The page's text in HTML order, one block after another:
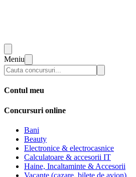
Meniu
Contul meu
Concursuri online
Bani
Beauty
Electronice & electrocasnice
Calculatoare & accesorii IT
Haine, Incaltaminte & Accesorii
Vacante (cazare, bilete de avion)